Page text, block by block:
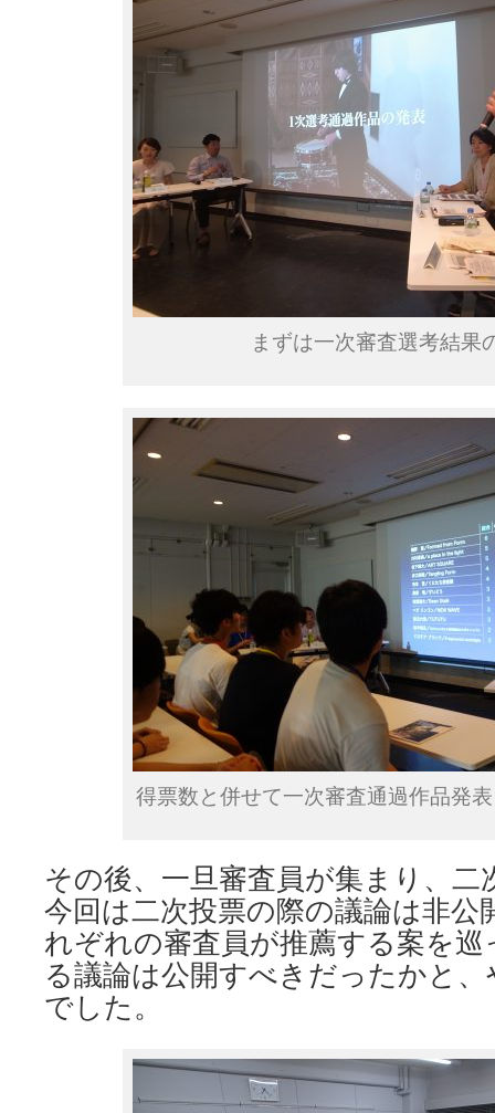
まずは一次審査選考結果
得票数と併せて一次審査通過作品発
その後、一旦審査員が集まり、
今回は二次投票の際の議論は非
れぞれの審査員が推薦する案を
る議論は公開すべきだったかと
でした。